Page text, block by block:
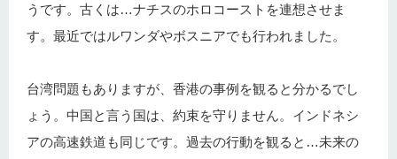
うです。古くは…ナチスのホロコーストを連想させま
す。最近ではルワンダやボスニアでも行われました。
台湾問題もありますが、香港の事例を観ると分かるでし
ょう。中国と言う国は、約束を守りません。インドネシ
アの高速鉄道も同じです。過去の行動を観ると…未来の